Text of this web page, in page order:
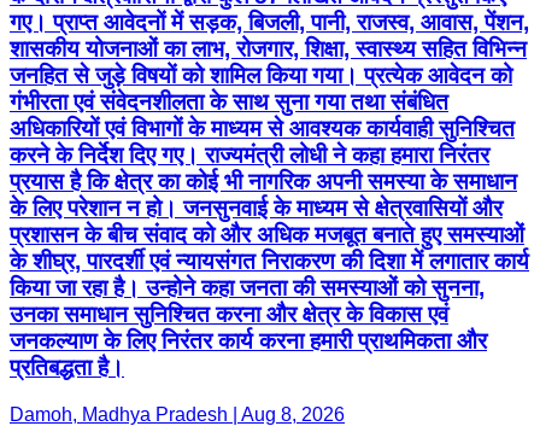
गए। प्राप्त आवेदनों में सड़क, बिजली, पानी, राजस्व, आवास, पेंशन,
शासकीय योजनाओं का लाभ, रोजगार, शिक्षा, स्वास्थ्य सहित विभिन्न
जनहित से जुड़े विषयों को शामिल किया गया। प्रत्येक आवेदन को
गंभीरता एवं संवेदनशीलता के साथ सुना गया तथा संबंधित
अधिकारियों एवं विभागों के माध्यम से आवश्यक कार्यवाही सुनिश्चित
करने के निर्देश दिए गए। राज्यमंत्री लोधी ने कहा हमारा निरंतर
प्रयास है कि क्षेत्र का कोई भी नागरिक अपनी समस्या के समाधान
के लिए परेशान न हो। जनसुनवाई के माध्यम से क्षेत्रवासियों और
प्रशासन के बीच संवाद को और अधिक मजबूत बनाते हुए समस्याओं
के शीघ्र, पारदर्शी एवं न्यायसंगत निराकरण की दिशा में लगातार कार्य
किया जा रहा है। उन्होने कहा जनता की समस्याओं को सुनना,
उनका समाधान सुनिश्चित करना और क्षेत्र के विकास एवं
जनकल्याण के लिए निरंतर कार्य करना हमारी प्राथमिकता और
प्रतिबद्धता है।
Damoh, Madhya Pradesh | Aug 8, 2026